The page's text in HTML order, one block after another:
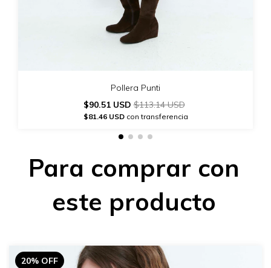
Pollera Punti
$90.51 USD$113.14 USD
$81.46 USDcon transferencia
Para comprar con
este producto
20% OFF